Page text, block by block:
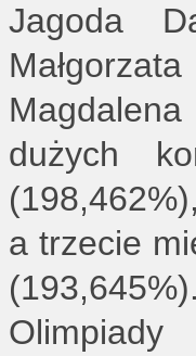
Jagoda
dużych
a trzecie